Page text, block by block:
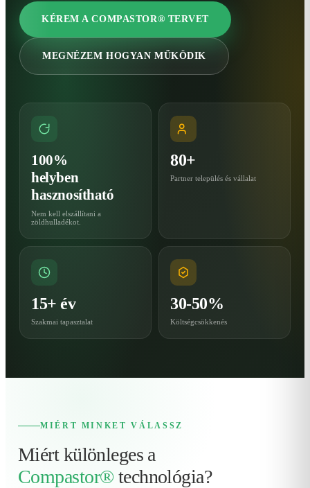
KÉREM A COMPASTOR® TERVET
MEGNÉZEM HOGYAN MŰKÖDIK
100%
helyben
hasznosítható
Nem kell elszállítani a
zöldhulladékot.
80+
Partner település és vállalat
15+ év
Szakmai tapasztalat
30-50%
Költségcsökkenés
MIÉRT MINKET VÁLASSZ
Miért különleges a
Compastor® technológia?